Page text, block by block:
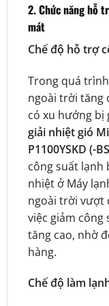
2. Chức năng hỗ
mát
Chế độ hỗ trợ
Trong quá
ngoài trời tăng
có xu hướng bị
giải nhiệt gió
P1100YSKD (-
công suất lạnh
nhiệt ở Máy
ngoài trời vượt
việc giảm
tăng cao, nhờ
hàng.
Chế độ làm